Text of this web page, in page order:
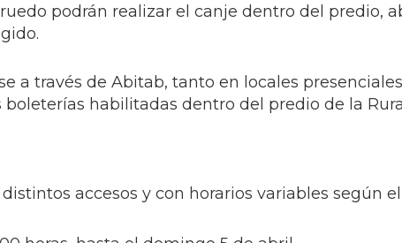
podrán realizar el canje dentro del predio,
a través de Abitab, tanto en locales
habilitadas dentro del predio de la
accesos y con horarios variables según